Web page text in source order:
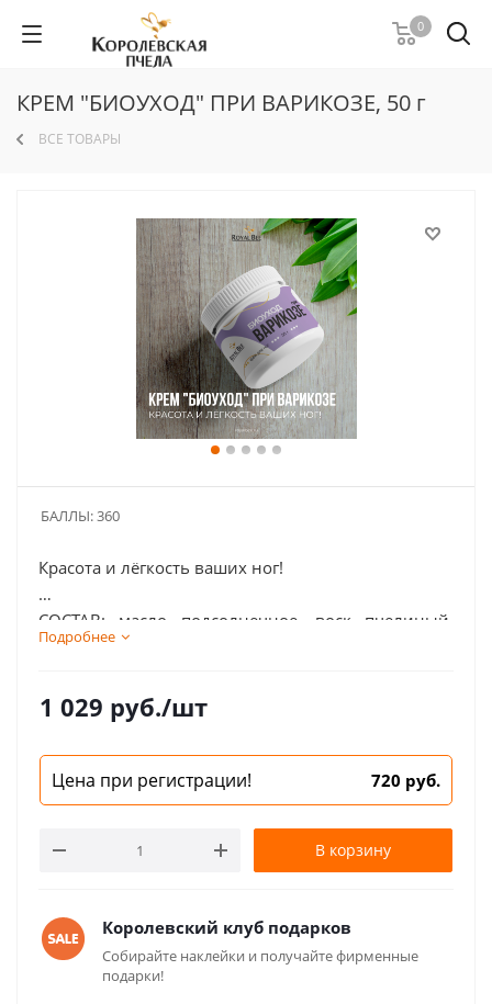
0
КРЕМ "БИОУХОД" ПРИ ВАРИКОЗЕ, 50 г
ВСЕ ТОВАРЫ
БАЛЛЫ:360
Красота и лёгкость ваших ног!
СОСТАВ: масло подсолнечное, воск пчелиный,
корень бадана, кора дуба, донник, лабазник,
полевой, горец птичий, экстракт восковой моли,
экстракт прополиса, яд пчелиный, маточное
молочко.
Подробнее
1 029 руб./шт
Цена при регистрации! 720 руб.
В корзину
Королевский клуб подарков
Собирайте наклейки и получайте фирменные
подарки!